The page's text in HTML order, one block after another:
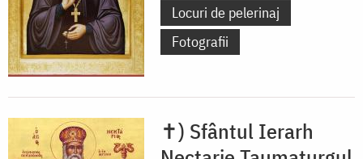
Locuri de pelerinaj
Fotografii
✝) Sfântul Ierarh